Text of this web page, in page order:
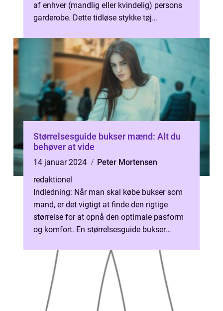
af enhver (mandlig eller kvindelig) persons
garderobe. Dette tidløse stykke tøj
Størrelsesguide bukser mænd: Alt du
behøver at vide
14 januar 2024
Peter Mortensen
redaktionel
Indledning: Når man skal købe bukser som
mand, er det vigtigt at finde den rigtige
størrelse for at opnå den optimale pasform
og komfort. En størrelsesguide bukser